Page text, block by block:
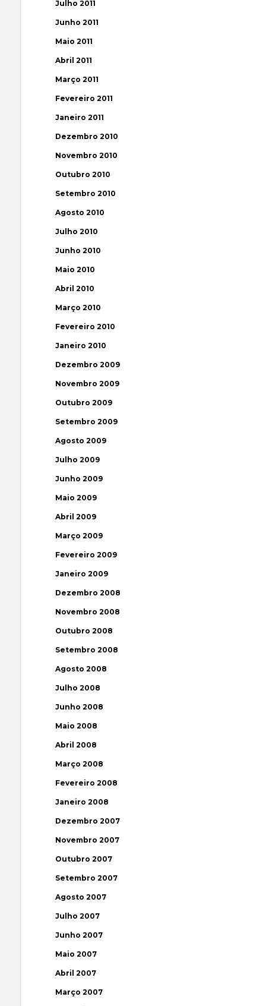
Julho 2011
Junho 2011
Maio 2011
Abril 2011
Março 2011
Fevereiro 2011
Janeiro 2011
Dezembro 2010
Novembro 2010
Outubro 2010
Setembro 2010
Agosto 2010
Julho 2010
Junho 2010
Maio 2010
Abril 2010
Março 2010
Fevereiro 2010
Janeiro 2010
Dezembro 2009
Novembro 2009
Outubro 2009
Setembro 2009
Agosto 2009
Julho 2009
Junho 2009
Maio 2009
Abril 2009
Março 2009
Fevereiro 2009
Janeiro 2009
Dezembro 2008
Novembro 2008
Outubro 2008
Setembro 2008
Agosto 2008
Julho 2008
Junho 2008
Maio 2008
Abril 2008
Março 2008
Fevereiro 2008
Janeiro 2008
Dezembro 2007
Novembro 2007
Outubro 2007
Setembro 2007
Agosto 2007
Julho 2007
Junho 2007
Maio 2007
Abril 2007
Março 2007